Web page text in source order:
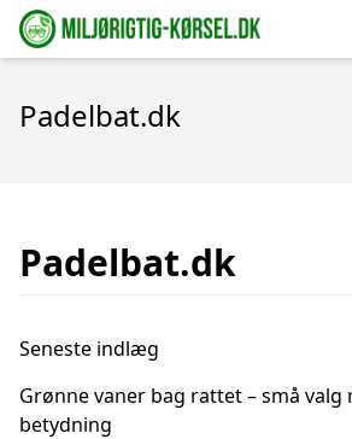
Padelbat.dk
Padelbat.dk
Seneste indlæg
Grønne vaner bag rattet – små valg
betydning